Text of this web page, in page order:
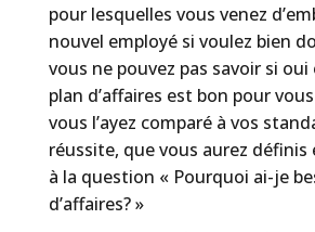
pour lesquelles vous venez
nouvel employé si voulez bien
vous ne pouvez pas savoir si
plan d’affaires est bon pour
vous l’ayez comparé à vos
réussite, que vous aurez
à la question « Pourquoi ai-je
d’affaires? »